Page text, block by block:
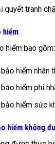
quyết tranh
hiểm
hiểm bao gồm:
hiểm nhân
hiểm phi
hiểm sức
hiểm không